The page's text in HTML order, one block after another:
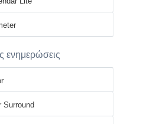
ενημερώσεις
Surround